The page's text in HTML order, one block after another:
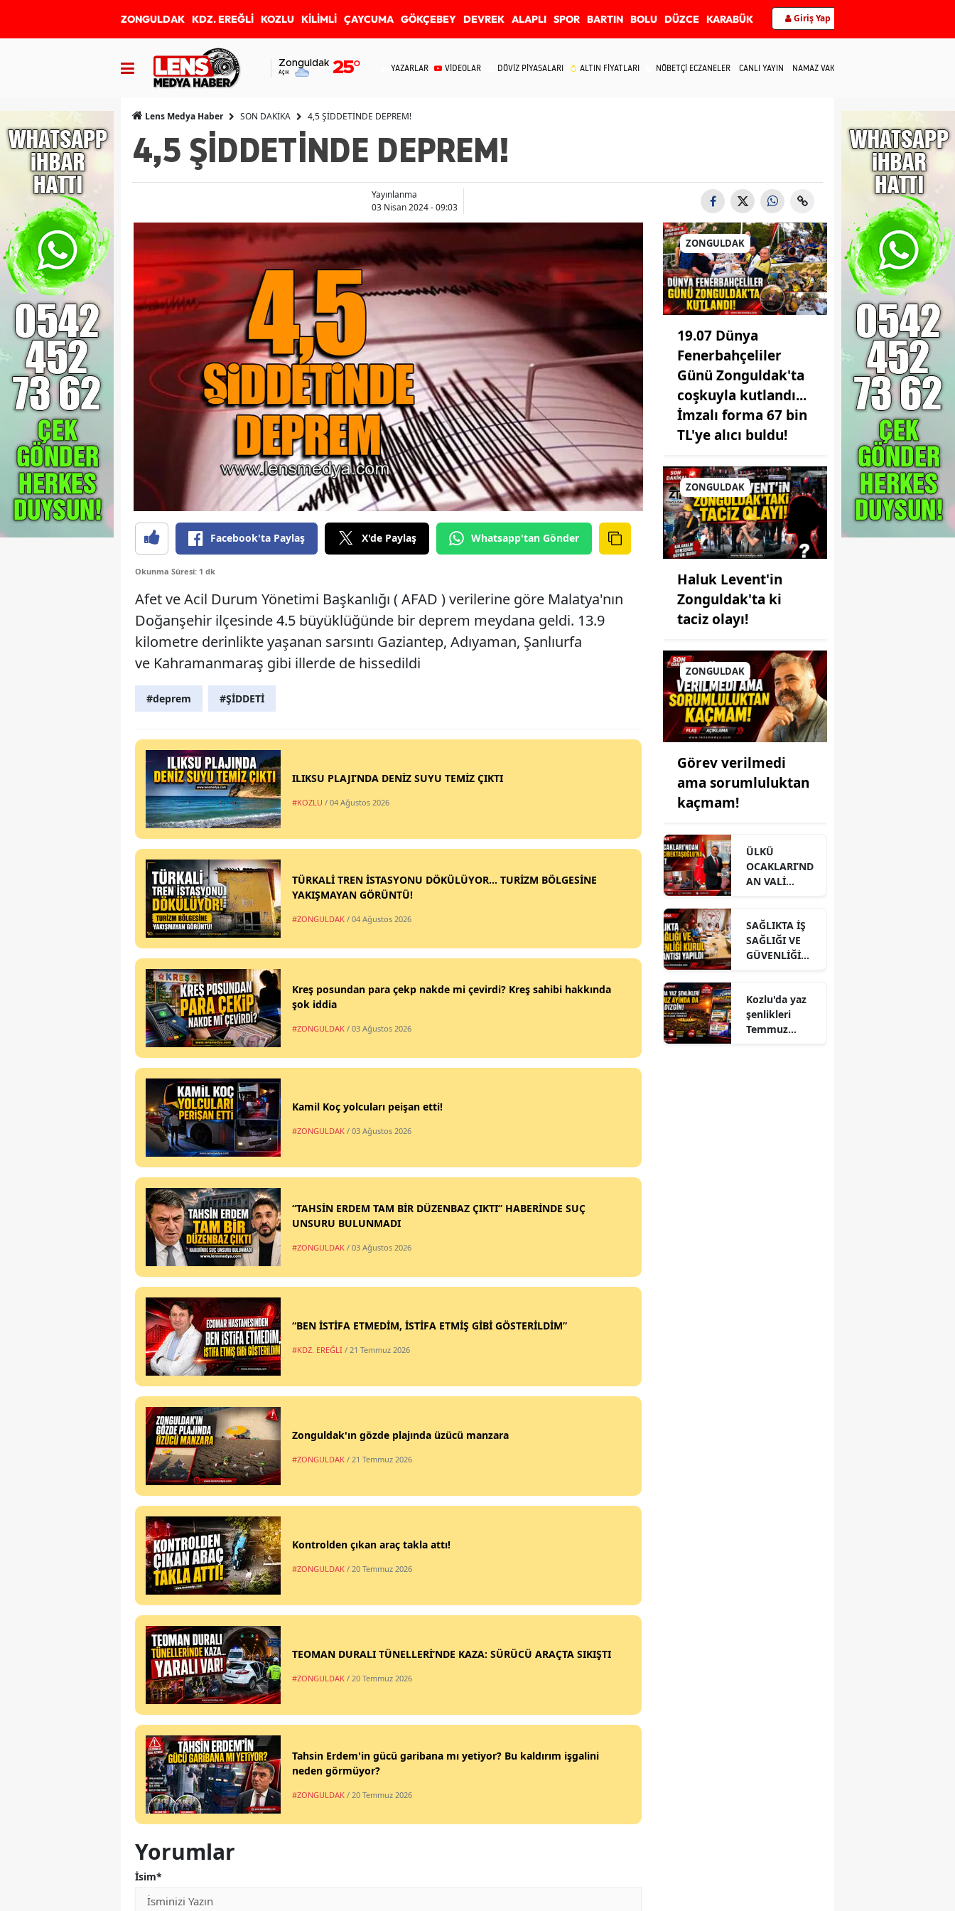
ZONGULDAK KDZ. EREĞLİ KOZLU KİLİMLİ ÇAYCUMA GÖKÇEBEY DEVREK ALAPLI SPOR BARTIN BOLU DÜZCE KARABÜK Giriş Yap
Zonguldak
Açık 25° YAZARLAR VİDEOLAR DÖVİZ PİYASALARI ALTIN FİYATLARI NÖBETÇİ ECZANELER CANLI YAYIN NAMAZ VAKİTLERİ
Lens Medya Haber SON DAKİKA 4,5 ŞİDDETİNDE DEPREM!
4,5 ŞİDDETİNDE DEPREM!
Yayınlanma
03 Nisan 2024 - 09:03
Facebook'ta Paylaş X'de Paylaş Whatsapp'tan Gönder
Okunma Süresi: 1 dk
Afet ve Acil Durum Yönetimi Başkanlığı ( AFAD ) verilerine göre Malatya'nın
Doğanşehir ilçesinde 4.5 büyüklüğünde bir deprem meydana geldi. 13.9
kilometre derinlikte yaşanan sarsıntı Gaziantep, Adıyaman, Şanlıurfa
ve Kahramanmaraş gibi illerde de hissedildi
#deprem #ŞİDDETİ
ILIKSU PLAJI’NDA DENİZ SUYU TEMİZ ÇIKTI
#KOZLU / 04 Ağustos 2026
TÜRKALİ TREN İSTASYONU DÖKÜLÜYOR... TURİZM BÖLGESİNE
YAKIŞMAYAN GÖRÜNTÜ!
#ZONGULDAK / 04 Ağustos 2026
Kreş posundan para çekp nakde mi çevirdi? Kreş sahibi hakkında
şok iddia
#ZONGULDAK / 03 Ağustos 2026
Kamil Koç yolcuları peişan etti!
#ZONGULDAK / 03 Ağustos 2026
“TAHSİN ERDEM TAM BİR DÜZENBAZ ÇIKTI” HABERİNDE SUÇ
UNSURU BULUNMADI
#ZONGULDAK / 03 Ağustos 2026
“BEN İSTİFA ETMEDİM, İSTİFA ETMİŞ GİBİ GÖSTERİLDİM”
#KDZ. EREĞLİ / 21 Temmuz 2026
Zonguldak'ın gözde plajında üzücü manzara
#ZONGULDAK / 21 Temmuz 2026
Kontrolden çıkan araç takla attı!
#ZONGULDAK / 20 Temmuz 2026
TEOMAN DURALI TÜNELLERİ’NDE KAZA: SÜRÜCÜ ARAÇTA SIKIŞTI
#ZONGULDAK / 20 Temmuz 2026
Tahsin Erdem'in gücü garibana mı yetiyor? Bu kaldırım işgalini
neden görmüyor?
#ZONGULDAK / 20 Temmuz 2026
Yorumlar
İsim*
ZONGULDAK
19.07 Dünya
Fenerbahçeliler
Günü Zonguldak'ta
coşkuyla kutlandı...
İmzalı forma 67 bin
TL'ye alıcı buldu!
ZONGULDAK
Haluk Levent'in
Zonguldak'ta ki
taciz olayı!
ZONGULDAK
Görev verilmedi
ama sorumluluktan
kaçmam!
ÜLKÜ
OCAKLARI’ND
AN VALİ
ZİYARET
SAĞLIKTA İŞ
SAĞLIĞI VE
GÜVENLİĞİ
YAPILDI
Kozlu'da yaz
şenlikleri
Temmuz